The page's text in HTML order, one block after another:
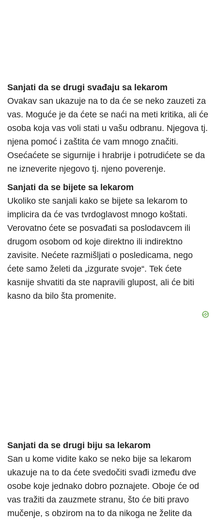
Sanjati da se drugi svađaju sa lekarom
Ovakav san ukazuje na to da će se neko zauzeti za
vas. Moguće je da ćete se naći na meti kritika, ali će
osoba koja vas voli stati u vašu odbranu. Njegova tj.
njena pomoć i zaštita će vam mnogo značiti.
Osećaćete se sigurnije i hrabrije i potrudićete se da
ne izneverite njegovo tj. njeno poverenje.
Sanjati da se bijete sa lekarom
Ukoliko ste sanjali kako se bijete sa lekarom to
implicira da će vas tvrdoglavost mnogo koštati.
Verovatno ćete se posvađati sa poslodavcem ili
drugom osobom od koje direktno ili indirektno
zavisite. Nećete razmišljati o posledicama, nego
ćete samo želeti da „izgurate svoje“. Tek ćete
kasnije shvatiti da ste napravili glupost, ali će biti
kasno da bilo šta promenite.
Sanjati da se drugi biju sa lekarom
San u kome vidite kako se neko bije sa lekarom
ukazuje na to da ćete svedočiti svađi između dve
osobe koje jednako dobro poznajete. Oboje će od
vas tražiti da zauzmete stranu, što će biti pravo
mučenje, s obzirom na to da nikoga ne želite da